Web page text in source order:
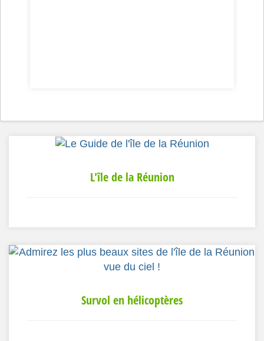
L'île de la Réunion
Survol en hélicoptères